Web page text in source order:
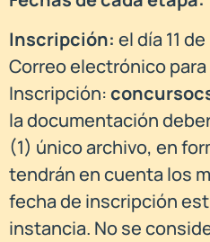
Inscripción: el día 11
Correo electrónico para
Inscripción:
la documentación
(1) único archivo, en
tendrán en cuenta los
fecha de inscripción
instancia. No se